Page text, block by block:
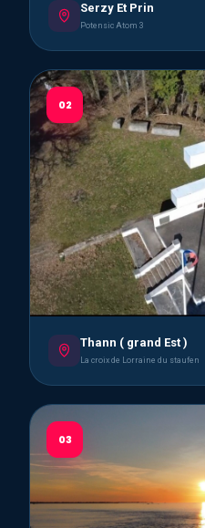
Serzy Et Prin
Potensic Atom 3
02
Thann ( grand Est )
La croix de Lorraine du staufen
03